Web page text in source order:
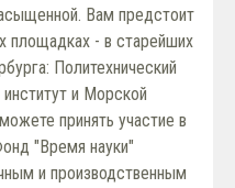
Вам предстоит
площадках - в старейших
Политехнический
институт и Морской
принять участие в
"Время науки"
и производственным